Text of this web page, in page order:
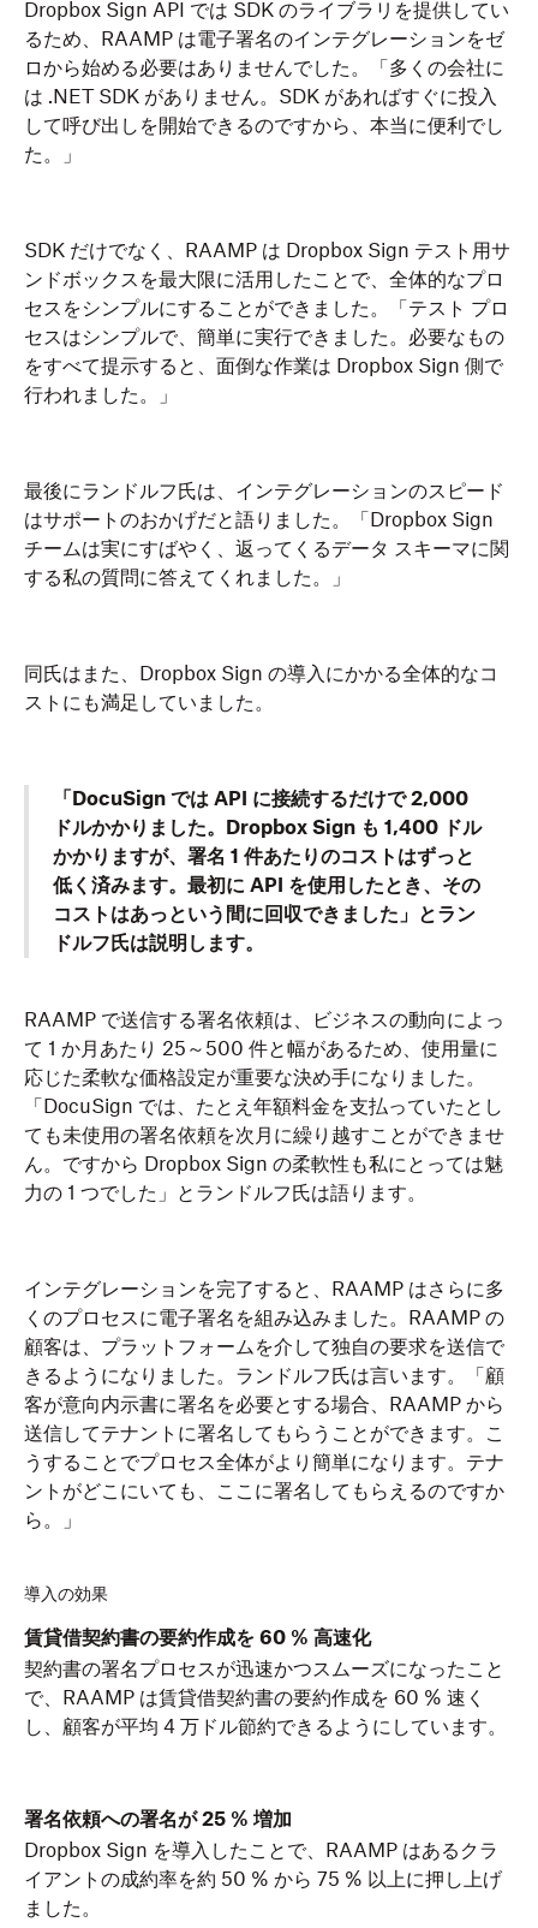
Dropbox Sign API では SDK のライブラリを提供してい
るため、RAAMP は電子署名のインテグレーションをゼ
ロから始める必要はありませんでした。「多くの会社に
は .NET SDK がありません。SDK があればすぐに投入
して呼び出しを開始できるのですから、本当に便利でし
た。」
SDK だけでなく、RAAMP は Dropbox Sign テスト用サ
ンドボックスを最大限に活用したことで、全体的なプロ
セスをシンプルにすることができました。「テスト プロ
セスはシンプルで、簡単に実行できました。必要なもの
をすべて提示すると、面倒な作業は Dropbox Sign 側で
行われました。」
最後にランドルフ氏は、インテグレーションのスピード
はサポートのおかげだと語りました。「Dropbox Sign
チームは実にすばやく、返ってくるデータ スキーマに関
する私の質問に答えてくれました。」
同氏はまた、Dropbox Sign の導入にかかる全体的なコ
ストにも満足していました。
「DocuSign では API に接続するだけで 2,000
ドルかかりました。Dropbox Sign も 1,400 ドル
かかりますが、署名 1 件あたりのコストはずっと
低く済みます。最初に API を使用したとき、その
コストはあっという間に回収できました」とラン
ドルフ氏は説明します。
RAAMP で送信する署名依頼は、ビジネスの動向によっ
て 1 か月あたり 25～500 件と幅があるため、使用量に
応じた柔軟な価格設定が重要な決め手になりました。
「DocuSign では、たとえ年額料金を支払っていたとし
ても未使用の署名依頼を次月に繰り越すことができませ
ん。ですから Dropbox Sign の柔軟性も私にとっては魅
力の 1 つでした」とランドルフ氏は語ります。
インテグレーションを完了すると、RAAMP はさらに多
くのプロセスに電子署名を組み込みました。RAAMP の
顧客は、プラットフォームを介して独自の要求を送信で
きるようになりました。ランドルフ氏は言います。「顧
客が意向内示書に署名を必要とする場合、RAAMP から
送信してテナントに署名してもらうことができます。こ
うすることでプロセス全体がより簡単になります。テナ
ントがどこにいても、ここに署名してもらえるのですか
ら。」
導入の効果
賃貸借契約書の要約作成を 60 % 高速化
契約書の署名プロセスが迅速かつスムーズになったこと
で、RAAMP は賃貸借契約書の要約作成を 60 % 速く
し、顧客が平均 4 万ドル節約できるようにしています。
署名依頼への署名が 25 % 増加
Dropbox Sign を導入したことで、RAAMP はあるクラ
イアントの成約率を約 50 % から 75 % 以上に押し上げ
ました。